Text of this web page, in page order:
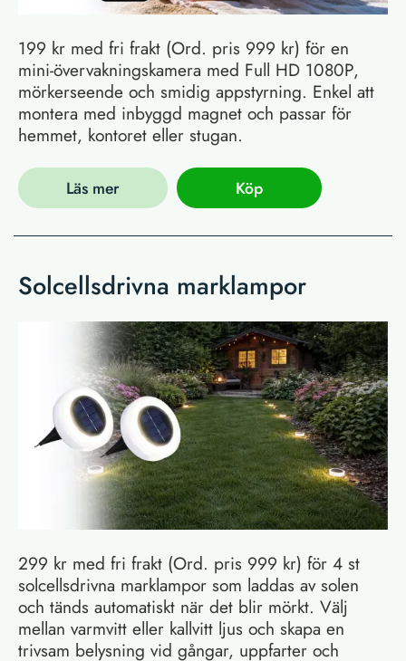
199 kr med fri frakt (Ord. pris 999 kr) för en
mini-övervakningskamera med Full HD 1080P,
mörkerseende och smidig appstyrning. Enkel att
montera med inbyggd magnet och passar för
hemmet, kontoret eller stugan.
Läs mer Köp
Solcellsdrivna marklampor
299 kr med fri frakt (Ord. pris 999 kr) för 4 st
solcellsdrivna marklampor som laddas av solen
och tänds automatiskt när det blir mörkt. Välj
mellan varmvitt eller kallvitt ljus och skapa en
trivsam belysning vid gångar, uppfarter och